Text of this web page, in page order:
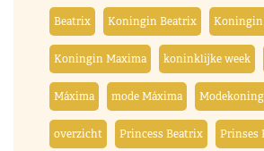
Beatrix Koningin Beatrix
Koningin Maxima koninklijke week
Máxima mode Máxima
overzicht Princess Beatrix Prinses